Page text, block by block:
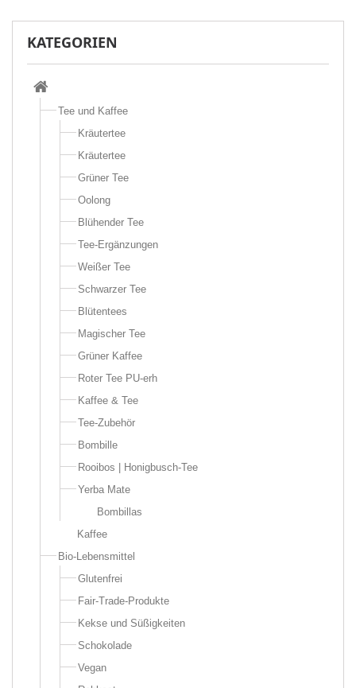
KATEGORIEN
Tee und Kaffee
Kräutertee
Kräutertee
Grüner Tee
Oolong
Blühender Tee
Tee-Ergänzungen
Weißer Tee
Schwarzer Tee
Blütentees
Magischer Tee
Grüner Kaffee
Roter Tee PU-erh
Kaffee & Tee
Tee-Zubehör
Bombille
Rooibos | Honigbusch-Tee
Yerba Mate
Bombillas
Kaffee
Bio-Lebensmittel
Glutenfrei
Fair-Trade-Produkte
Kekse und Süßigkeiten
Schokolade
Vegan